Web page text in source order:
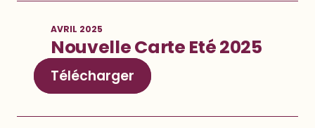
AVRIL 2025
Nouvelle Carte Eté 2025
Télécharger